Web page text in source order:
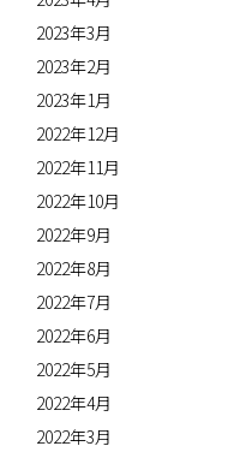
2023年3月
2023年2月
2023年1月
2022年12月
2022年11月
2022年10月
2022年9月
2022年8月
2022年7月
2022年6月
2022年5月
2022年4月
2022年3月